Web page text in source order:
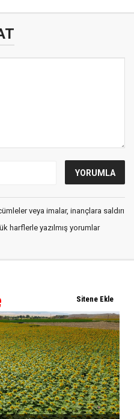
veya imalar, inançlara saldırı
harflerle yazılmış yorumlar